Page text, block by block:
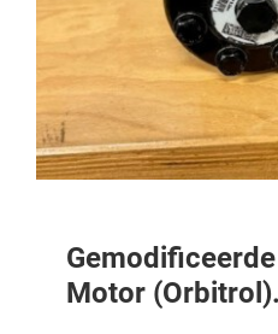
Motor (orbitrol).